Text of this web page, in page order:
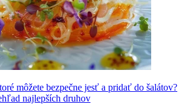
môžete bezpečne jesť a pridať do šalátov?
najlepších druhov